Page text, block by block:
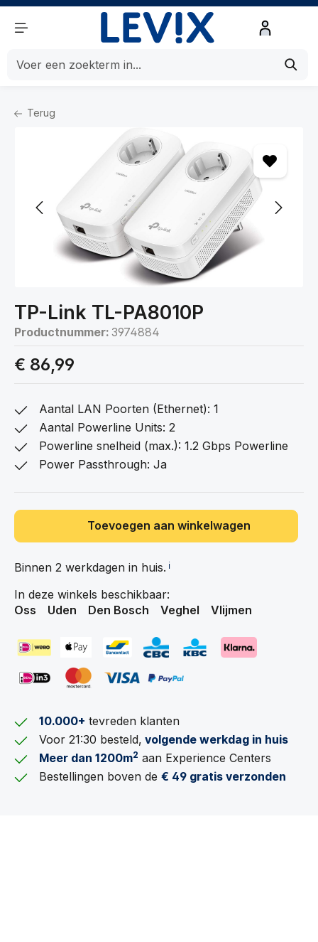
Terug
Home
TP-Link TL-PA8010P
Productnummer: 3974884
€ 86,99
Aantal LAN Poorten (Ethernet): 1
Aantal Powerline Units: 2
Powerline snelheid (max.): 1.2 Gbps Powerline
Power Passthrough: Ja
Toevoegen aan winkelwagen
Binnen 2 werkdagen in huis. ℹ️
In deze winkels beschikbaar:
Oss
Uden Den Bosch Veghel Vlijmen
10.000+ tevreden klanten
Voor 21:30 besteld, volgende werkdag in huis
Meer dan 1200m2 aan Experience Centers
Bestellingen boven de€ 49 gratis verzonden